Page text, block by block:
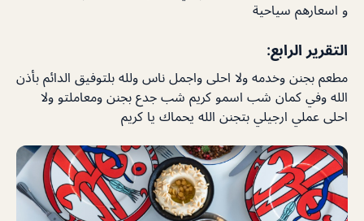
و اسعارهم سياحية
التقرير الرابع:
مطعم بجنن وخدمه ولا احلى واجمل ناس ولله بلتوفيق الدائم بأذن
الله وفي كمان شب اسمو كريم شب جدع بجنن ومعاملتو ولا
احلى عملي ارجيلي بتجنن الله يحماك يا كريم